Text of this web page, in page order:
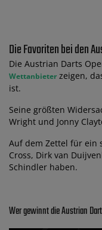
Die Favoriten bei den
Die Austrian Darts
Wettanbieter zeigen,
ist.
Seine größten
Wright und Jonny
Auf dem Zettel für ein
Cross, Dirk van
Schindler haben.
Wer gewinnt die Austrian